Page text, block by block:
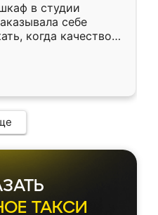
в студии
себе
когда качеством
кухня уже почти
ТАКСИ